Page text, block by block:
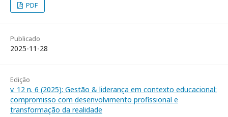
PDF
Publicado
2025-11-28
Edição
v. 12 n. 6 (2025): Gestão & liderança em contexto educacional:
compromisso com desenvolvimento profissional e
transformação da realidade